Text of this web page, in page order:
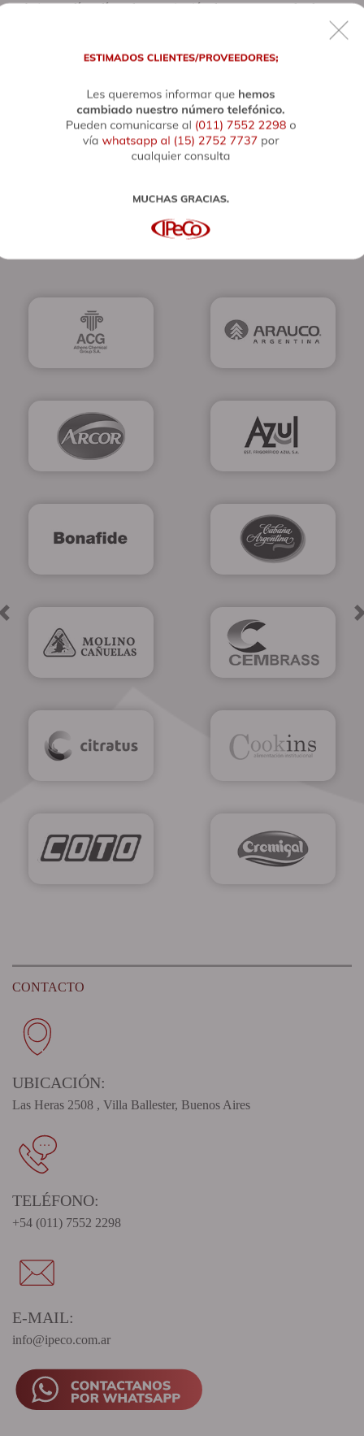
trabajamos día a día en la capacitación de nuestros empleados y en
Los invitamos a conocer nuestra empresa y transitar juntos el
años tras año confian en los productos y
servicios ofrecidos por IPeCo
Previous
CONTACTO
UBICACIÓN:
Las Heras 2508 , Villa Ballester, Buenos Aires
TELÉFONO:
+54 (011) 7552 2298
E-MAIL:
info@ipeco.com.ar